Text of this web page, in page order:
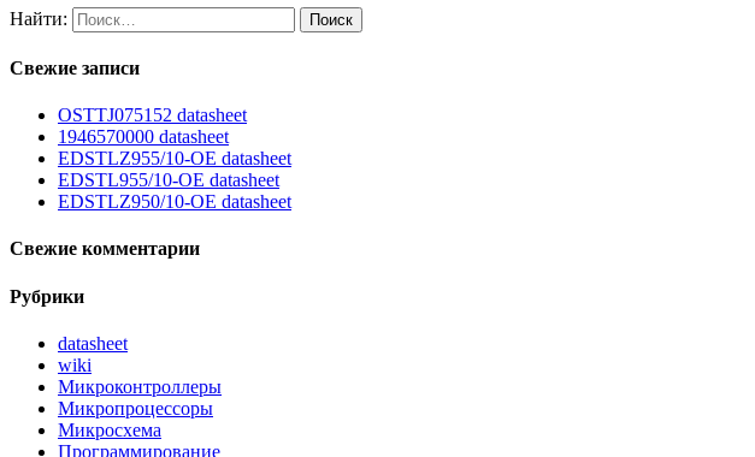
Найти:
Свежие записи
OSTTJ075152 datasheet
1946570000 datasheet
EDSTLZ955/10-OE datasheet
EDSTL955/10-OE datasheet
EDSTLZ950/10-OE datasheet
Свежие комментарии
Рубрики
datasheet
wiki
Микроконтроллеры
Микропроцессоры
Микросхема
Программирование